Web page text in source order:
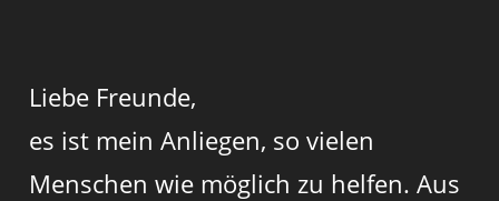
Liebe Freunde,
es ist mein Anliegen, so vielen
Menschen wie möglich zu helfen. Aus